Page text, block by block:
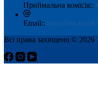
Приймальна комісія::
Email::
Всі права захищено © 2026